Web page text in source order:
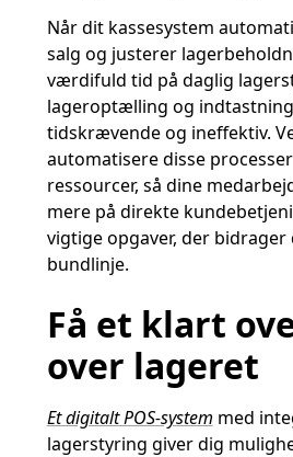
Når dit kassesystem
salg og justerer
værdifuld tid på daglig
lageroptælling og
tidskrævende og ineffektiv.
automatisere disse
ressourcer, så dine
mere på direkte
vigtige opgaver, der
bundlinje.
Få et klart
over lageret
Et digitalt POS-system med
lagerstyring giver dig